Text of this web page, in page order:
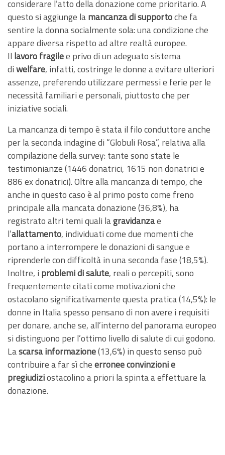
considerare l’atto della donazione come prioritario. A
questo si aggiunge lamancanza di supportoche fa
sentire la donna socialmente sola: una condizione che
appare diversa rispetto ad altre realtà europee.
Il lavoro fragilee privo di un adeguato sistema
diwelfare, infatti, costringe le donne a evitare ulteriori
assenze, preferendo utilizzare permessi e ferie per le
necessità familiari e personali, piuttosto che per
iniziative sociali.
La mancanza di tempo è stata il filo conduttore anche
per la seconda indagine di “Globuli Rosa”, relativa alla
compilazione della survey: tante sono state le
testimonianze (1446 donatrici, 1615 non donatrici e
886 ex donatrici). Oltre alla mancanza di tempo, che
anche in questo caso è al primo posto come freno
principale alla mancata donazione (36,8%), ha
registrato altri temi quali lagravidanzae
l’allattamento, individuati come due momenti che
portano a interrompere le donazioni di sangue e
riprenderle con difficoltà in una seconda fase (18,5%).
Inoltre, i problemi di salute, reali o percepiti, sono
frequentemente citati come motivazioni che
ostacolano significativamente questa pratica (14,5%): le
donne in Italia spesso pensano di non avere i requisiti
per donare, anche se, all’interno del panorama europeo
si distinguono per l’ottimo livello di salute di cui godono.
Lascarsa informazione(13,6%) in questo senso può
contribuire a far sì cheerronee convinzioni e
pregiudiziostacolino a priori la spinta a effettuare la
donazione.